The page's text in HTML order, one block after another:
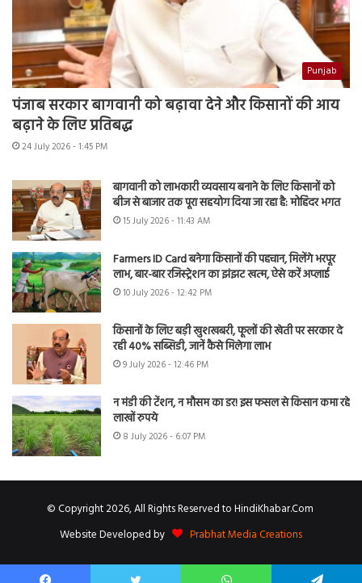
Punjab
पंजाब सरकार बागवानी को बढ़ावा देने और किसानों की आय
बढ़ाने के लिए प्रतिबद्ध
24 July 2026 - 1:45 PM
बागवानी को लाभकारी व्यवसाय बनाने के लिए किसानों को
बीज से बाजार तक पूरा सहयोग दिया जा रहा है: मोहिंदर भगत
15 July 2026 - 11:43 AM
Farmers ID Card बनेगा किसानों की पहचान, मिलेंगे भरपूर
लाभ, बार-बार रजिस्ट्रेशन का झंझट खत्म, ऐसे करें अप्लाई
10 July 2026 - 12:42 PM
किसानों के लिए बड़ी खुशखबरी, फूलों की खेती पर सरकार दे
रही 40% सब्सिडी, जानें कैसे मिलेगा लाभ
9 July 2026 - 12:46 PM
न मंडी की टेंशन, न मौसम का डर! इस फसल से किसान कमा रहे
लाखों रुपये
8 July 2026 - 6:07 PM
© Copyright 2026, All Rights Reserved to HindiKhabar.Com
Website Developed by
Prabhat Media Creations